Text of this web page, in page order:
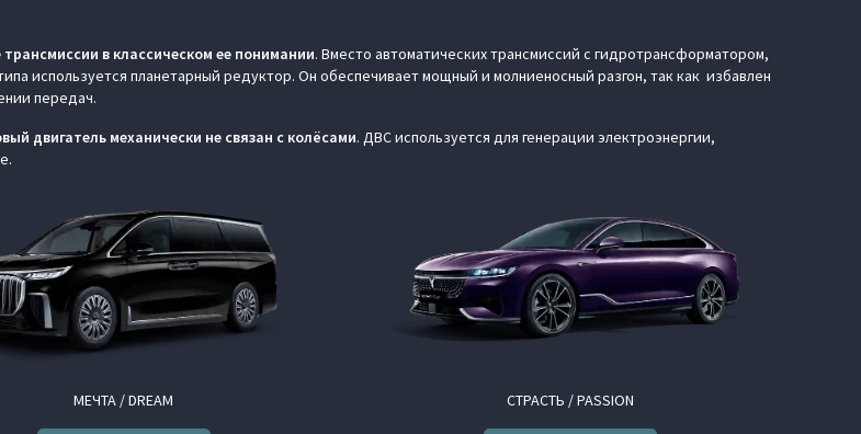
трансмиссии в классическом ее понимании. Вместо автоматических трансмиссий с гидротрансформатором,
используется планетарный редуктор. Он обеспечивает мощный и молниеносный разгон, так как избавлен
передач.
двигатель механически не связан с колёсами. ДВС используется для генерации электроэнергии,
МЕЧТА / DREAM СТРАСТЬ / PASSION